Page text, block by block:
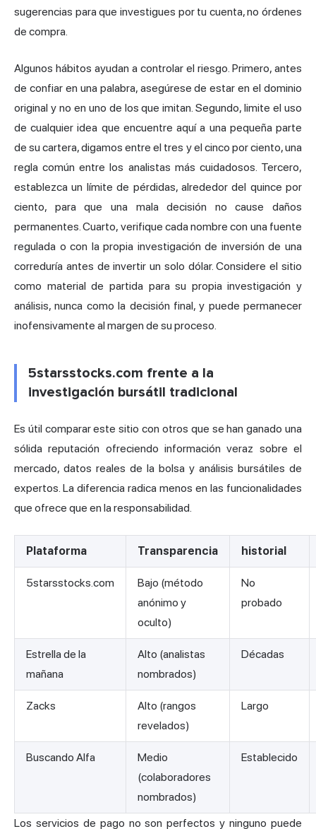
sugerencias para que investigues por tu cuenta, no órdenes
de compra.
Algunos hábitos ayudan a controlar el riesgo. Primero, antes
de confiar en una palabra, asegúrese de estar en el dominio
original y no en uno de los que imitan. Segundo, limite el uso
de cualquier idea que encuentre aquí a una pequeña parte
de su cartera, digamos entre el tres y el cinco por ciento, una
regla común entre los analistas más cuidadosos. Tercero,
establezca un límite de pérdidas, alrededor del quince por
ciento, para que una mala decisión no cause daños
permanentes. Cuarto, verifique cada nombre con una fuente
regulada o con la propia investigación de inversión de una
correduría antes de invertir un solo dólar. Considere el sitio
como material de partida para su propia investigación y
análisis, nunca como la decisión final, y puede permanecer
inofensivamente al margen de su proceso.
5starsstocks.com frente a la
investigación bursátil tradicional
Es útil comparar este sitio con otros que se han ganado una
sólida reputación ofreciendo información veraz sobre el
mercado, datos reales de la bolsa y análisis bursátiles de
expertos. La diferencia radica menos en las funcionalidades
que ofrece que en la responsabilidad.
Plataforma Transparencia historial
5starsstocks.com
Bajo (método
anónimo y
oculto)
No
probado
Estrella de la
mañana
Alto (analistas
nombrados)
Décadas
Zacks
Alto (rangos
revelados)
Largo
Buscando Alfa
Medio
(colaboradores
nombrados)
Establecido
Los servicios de pago no son perfectos y ninguno puede